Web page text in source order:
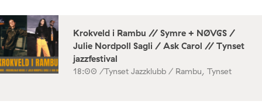
Krokveld i Rambu // Symre + NØVGS /
Julie Nordpoll Sagli / Ask Carol // Tynset
jazzfestival
18:00 /Tynset Jazzklubb / Rambu, Tynset